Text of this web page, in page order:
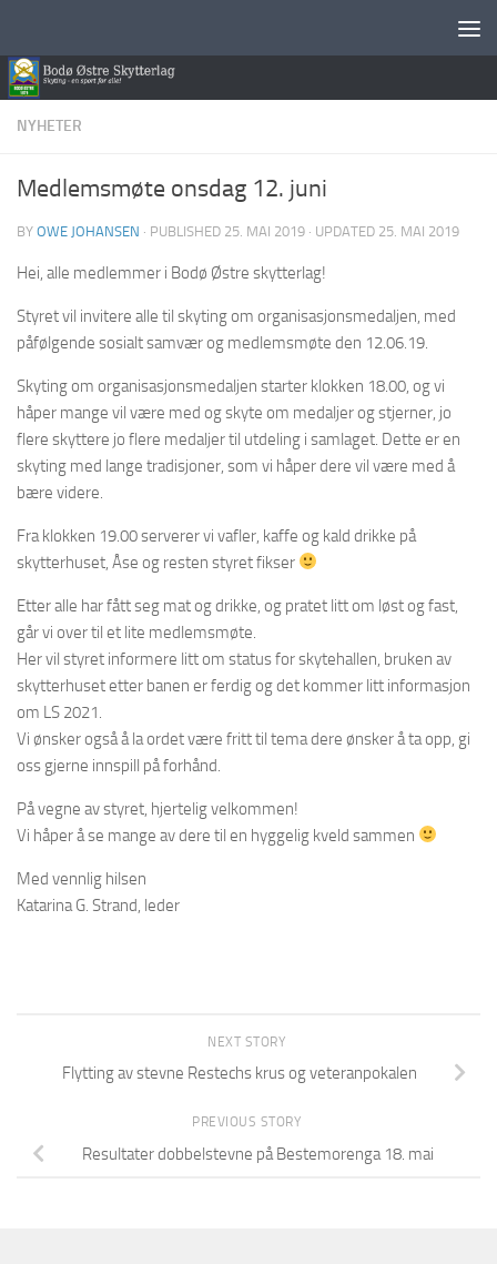
NYHETER
Medlemsmøte onsdag 12. juni
BY OWE JOHANSEN · PUBLISHED 25. MAI 2019 · UPDATED 25. MAI 2019
Hei, alle medlemmer i Bodø Østre skytterlag!
Styret vil invitere alle til skyting om organisasjonsmedaljen, med
påfølgende sosialt samvær og medlemsmøte den 12.06.19.
Skyting om organisasjonsmedaljen starter klokken 18.00, og vi
håper mange vil være med og skyte om medaljer og stjerner, jo
flere skyttere jo flere medaljer til utdeling i samlaget. Dette er en
skyting med lange tradisjoner, som vi håper dere vil være med å
bære videre.
Fra klokken 19.00 serverer vi vafler, kaffe og kald drikke på
skytterhuset, Åse og resten styret fikser
Etter alle har fått seg mat og drikke, og pratet litt om løst og fast,
går vi over til et lite medlemsmøte.
Her vil styret informere litt om status for skytehallen, bruken av
skytterhuset etter banen er ferdig og det kommer litt informasjon
om LS 2021.
Vi ønsker også å la ordet være fritt til tema dere ønsker å ta opp, gi
oss gjerne innspill på forhånd.
På vegne av styret, hjertelig velkommen!
Vi håper å se mange av dere til en hyggelig kveld sammen
Med vennlig hilsen
Katarina G. Strand, leder
NEXT STORY
Flytting av stevne Restechs krus og veteranpokalen
PREVIOUS STORY
Resultater dobbelstevne på Bestemorenga 18. mai